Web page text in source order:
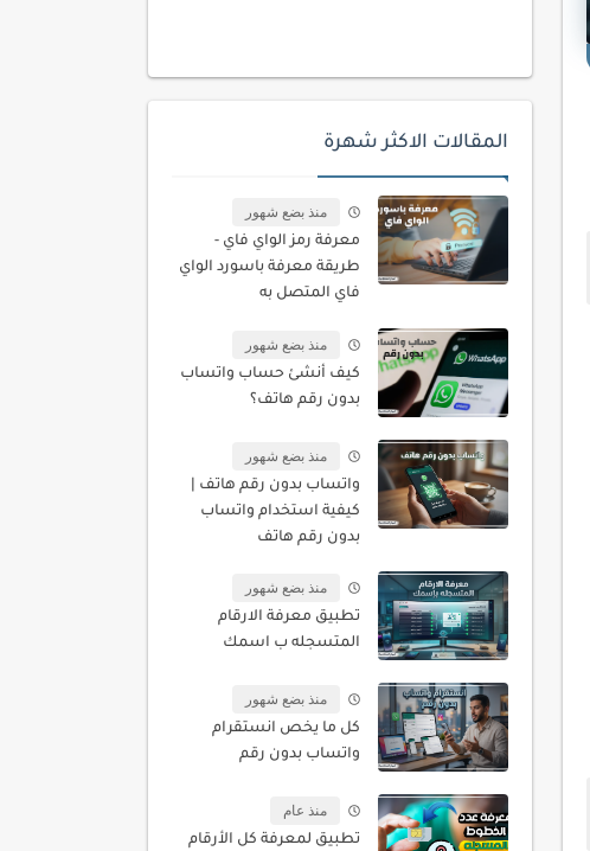
المقالات الاكثر شهرة
منذ بضع شهور
معرفة رمز الواي فاي -
طريقة معرفة باسورد الواي
فاي المتصل به
منذ بضع شهور
كيف أنشئ حساب واتساب
بدون رقم هاتف؟
منذ بضع شهور
واتساب بدون رقم هاتف |
كيفية استخدام واتساب
بدون رقم هاتف
منذ بضع شهور
تطبيق معرفة الارقام
المتسجله ب اسمك
منذ بضع شهور
كل ما يخص انستقرام
واتساب بدون رقم
منذ عام
تطبيق لمعرفة كل الأرقام